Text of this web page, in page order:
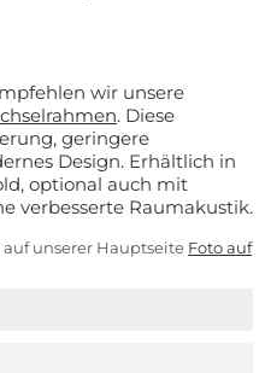
wir unsere
. Diese
geringere
Design. Erhältlich in
optional auch mit
verbesserte Raumakustik.
unserer Hauptseite Foto auf